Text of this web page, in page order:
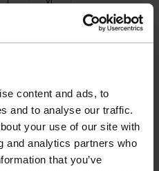
content and ads, to
and to analyse our traffic.
your use of our site with
and analytics partners who
that you’ve
L XL
EN MAGASIN